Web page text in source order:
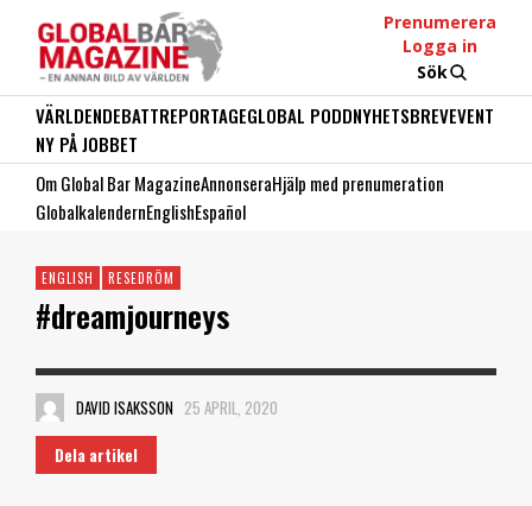
Prenumerera
Logga in
Sök
VÄRLDENDEBATTREPORTAGEGLOBAL PODDNYHETSBREVEVENT
NY PÅ JOBBET
Om Global Bar MagazineAnnonseraHjälp med prenumeration
GlobalkalendernEnglishEspañol
ENGLISH RESEDRÖM
#dreamjourneys
DAVID ISAKSSON 25 APRIL, 2020
Dela artikel